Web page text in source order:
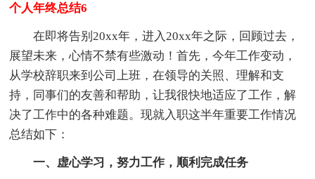
个人年终总结6
在即将告别20xx年，进入20xx年之际，回顾过去，
展望未来，心情不禁有些激动！首先，今年工作变动，
从学校辞职来到公司上班，在领导的关照、理解和支
持，同事们的友善和帮助，让我很快地适应了工作，解
决了工作中的各种难题。现就入职这半年重要工作情况
总结如下：
一、虚心学习，努力工作，顺利完成任务